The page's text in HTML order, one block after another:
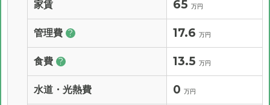
家賃 65 万円
管理費 ? 17.6 万円
食費 ? 13.5 万円
水道・光熱費 0 万円